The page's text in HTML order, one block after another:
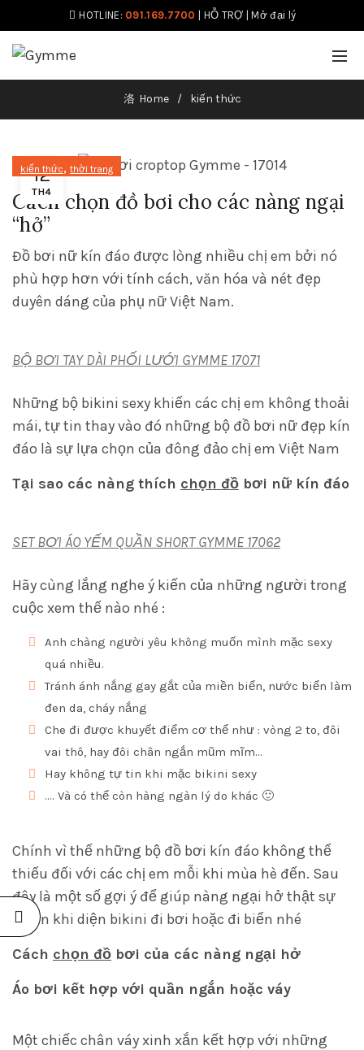
HOTLINE: 091.169.7700 HỖ TRỢ |Mở đại lý
Home kiến thức
12
TH4
kiến thức, thời trang
Cách chọn đồ bơi cho các nàng ngại
“hở”
Đồ bơi nữ kín đáo được lòng nhiều chị em bởi nó
phù hợp hơn với tính cách, văn hóa và nét đẹp
duyên dáng của phụ nữ Việt Nam.
BỘ BƠI TAY DÀI PHỐI LƯỚI GYMME 17071
Những bộ bikini sexy khiến các chị em không thoải
mái, tự tin thay vào đó những bộ đồ bơi nữ đẹp kín
đáo là sự lựa chọn của đông đảo chị em Việt Nam
Tại sao các nàng thích chọn đồ bơi nữ kín đáo
SET BƠI ÁO YẾM QUẦN SHORT GYMME 17062
Hãy cùng lắng nghe ý kiến của những người trong
cuộc xem thế nào nhé :
Anh chàng người yêu không muốn mình mặc sexy
quá nhiều.
Tránh ánh nắng gay gắt của miền biển, nước biển làm
đen da, cháy nắng
Che đi được khuyết điểm cơ thể như : vòng 2 to, đôi
vai thô, hay đôi chân ngắn mũm mĩm…
Hay không tự tin khi mặc bikini sexy
…. Và có thể còn hàng ngàn lý do khác 🙂
Chính vì thế những bộ đồ bơi kín đáo không thể
thiếu đối với các chị em mỗi khi mùa hè đến. Sau
đây là một số gợi ý để giúp nàng ngại hở thật sự
tự tin khi diện bikini đi bơi hoặc đi biển nhé
Cách chọn đồ bơi của các nàng ngại hở
Áo bơi kết hợp với quần ngắn hoặc váy
Một chiếc chân váy xinh xắn kết hợp với những